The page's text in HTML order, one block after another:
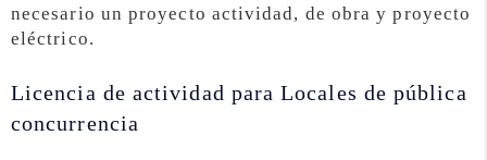
necesario un proyecto actividad, de obra y proyecto
eléctrico.
Licencia de actividad para Locales de pública
concurrencia